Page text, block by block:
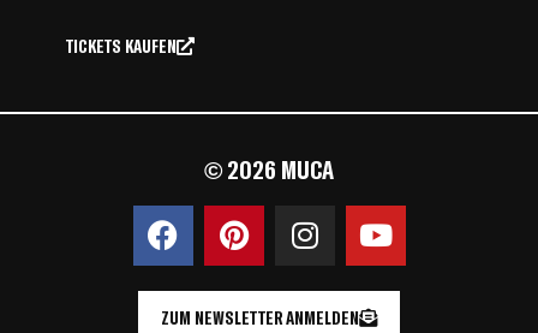
TICKETS KAUFEN
© 2026 MUCA
ZUM NEWSLETTER ANMELDEN